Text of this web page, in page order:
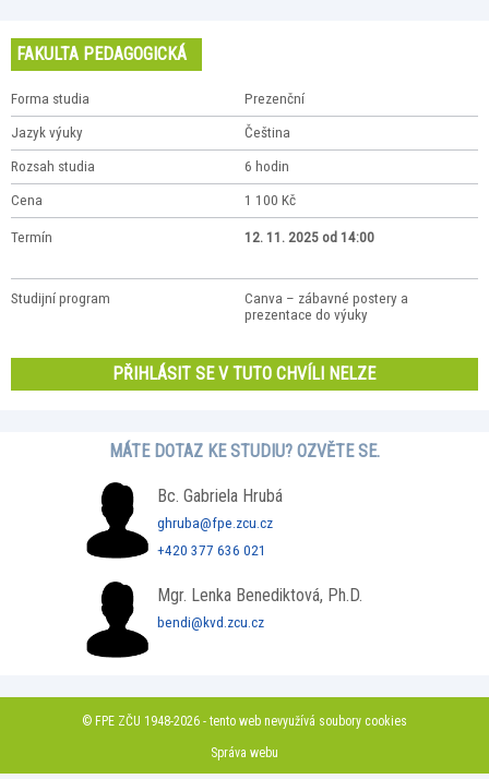
FAKULTA PEDAGOGICKÁ
Forma studia Prezenční
Jazyk výuky Čeština
Rozsah studia 6 hodin
Cena 1 100 Kč
Termín 12. 11. 2025 od 14:00
Studijní program
Canva – zábavné postery a
prezentace do výuky
PŘIHLÁSIT SE V TUTO CHVÍLI NELZE
MÁTE DOTAZ KE STUDIU? OZVĚTE SE.
Bc. Gabriela Hrubá
ghruba@fpe.zcu.cz
+420 377 636 021
Mgr. Lenka Benediktová, Ph.D.
bendi@kvd.zcu.cz
© FPE ZČU 1948-2026 - tento web nevyužívá soubory cookies
Správa webu